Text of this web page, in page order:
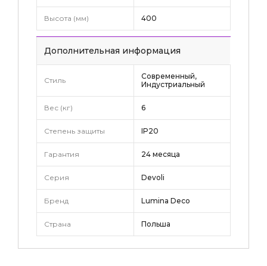
Высота (мм) 400
Дополнительная информация
Стиль
Современный,
Индустриальный
Вес (кг) 6
Степень защиты IP20
Гарантия 24 месяца
Серия Devoli
Бренд Lumina Deco
Страна Польша